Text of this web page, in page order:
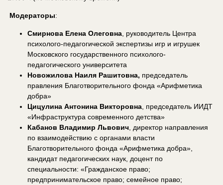
Модераторы:
Смирнова Елена Олеговна, руководитель Центра
психолого-педагогической экспертизы игр и игрушек
Московского государственного психолого-
педагогического университета
Новожилова Наиля Рашитовна, председатель
правления Благотворительного фонда «Арифметика
добра»
Цицулина Антонина Викторовна, председатель ИИДТ
«Инфраструктура современного детства»
Кабанов Владимир Львович, директор направления
по взаимодействию с органами власти
Благотворительного фонда «Арифметика добра»,
кандидат педагогических наук, доцент по
специальности: «Гражданское право;
предпринимательское право; семейное право;